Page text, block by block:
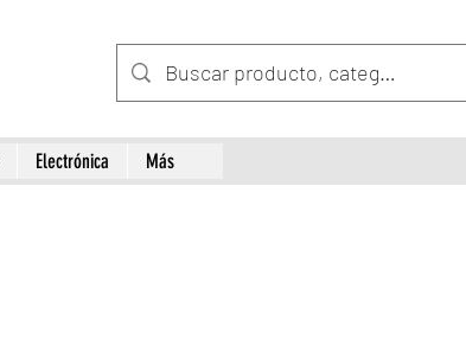
Electrónica Más